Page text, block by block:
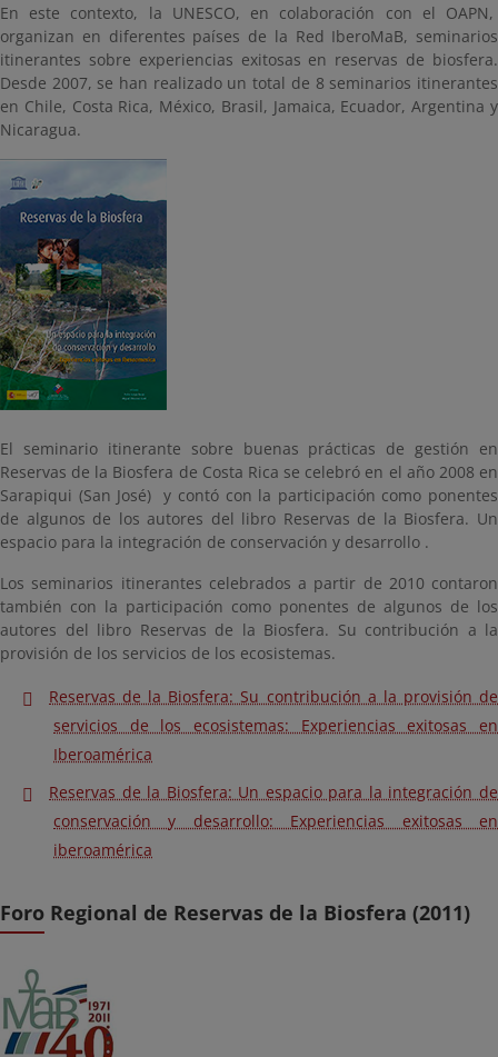
En este contexto, la UNESCO, en colaboración con el OAPN,
organizan en diferentes países de la Red IberoMaB, seminarios
itinerantes sobre experiencias exitosas en reservas de biosfera.
Desde 2007, se han realizado un total de 8 seminarios itinerantes
en Chile, Costa Rica, México, Brasil, Jamaica, Ecuador, Argentina y
Nicaragua.
El seminario itinerante sobre buenas prácticas de gestión en
Reservas de la Biosfera de Costa Rica se celebró en el año 2008 en
Sarapiqui (San José) y contó con la participación como ponentes
de algunos de los autores del libro Reservas de la Biosfera. Un
espacio para la integración de conservación y desarrollo .
Los seminarios itinerantes celebrados a partir de 2010 contaron
también con la participación como ponentes de algunos de los
autores del libro Reservas de la Biosfera. Su contribución a la
provisión de los servicios de los ecosistemas.
Reservas de la Biosfera: Su contribución a la provisión de
servicios de los ecosistemas: Experiencias exitosas en
Iberoamérica
Reservas de la Biosfera: Un espacio para la integración de
conservación y desarrollo: Experiencias exitosas en
iberoamérica
Foro Regional de Reservas de la Biosfera (2011)